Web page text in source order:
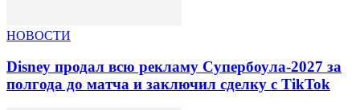
НОВОСТИ
Disney продал всю рекламу Супербоула-2027 за
полгода до матча и заключил сделку с TikTok